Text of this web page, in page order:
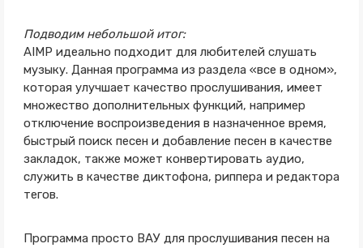
Подводим небольшой итог:
AIMP идеально подходит для любителей слушать
музыку. Данная программа из раздела «все в одном»,
которая улучшает качество прослушивания, имеет
множество дополнительных функций, например
отключение воспроизведения в назначенное время,
быстрый поиск песен и добавление песен в качестве
закладок, также может конвертировать аудио,
служить в качестве диктофона, риппера и редактора
тегов.
Программа просто ВАУ для прослушивания песен на